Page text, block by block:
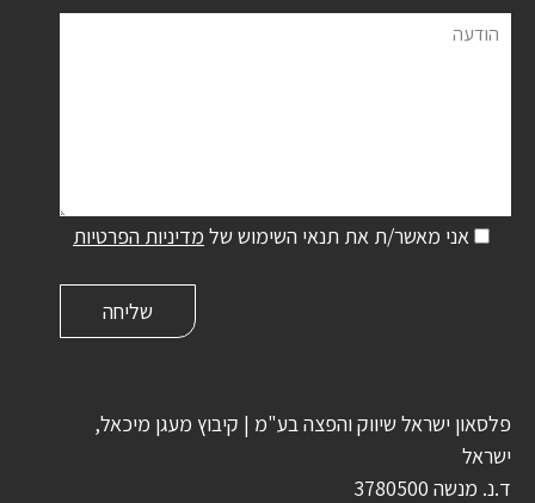
הודעה
אני מאשר/ת את תנאי השימוש של מדיניות הפרטיות
פלסאון ישראל שיווק והפצה בע"מ | קיבוץ מעגן מיכאל,
ישראל
ד.נ. מנשה 3780500